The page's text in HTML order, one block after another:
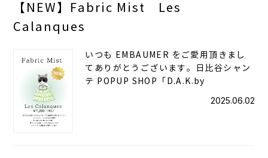
【NEW】Fabric Mist Les
Calanques
いつも EMBAUMER をご愛用頂きまし
てありがとうございます。日比谷シャン
テ POPUP SHOP「D.A.K.by
2025.06.02